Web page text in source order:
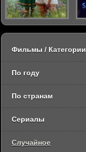
Фильмы / Категории
По году
По странам
Сериалы
Случайное